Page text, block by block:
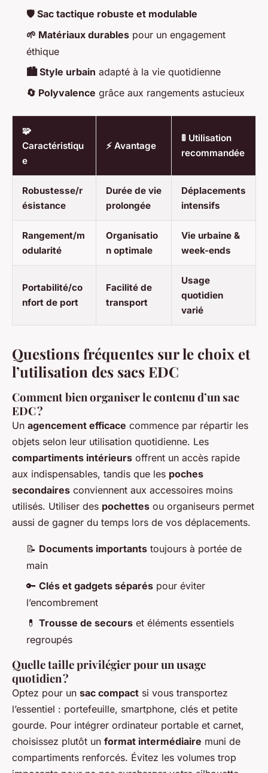
🛡️ Sac tactique robuste et modulable
🌱 Matériaux durables pour un engagement
éthique
🏙️ Style urbain adapté à la vie quotidienne
🔄 Polyvalence grâce aux rangements astucieux
🧩
Caractéristiqu
e
⚡ Avantage
🚦 Utilisation
recommandée
Robustesse/r
ésistance
Durée de vie
prolongée
Déplacements
intensifs
Rangement/m
odularité
Organisatio
n optimale
Vie urbaine &
week-ends
Portabilité/co
nfort de port
Facilité de
transport
Usage
quotidien
varié
Questions fréquentes sur le choix et
l’utilisation des sacs EDC
Comment bien organiser le contenu d’un sac
EDC ?
Un agencement efficace commence par répartir les
objets selon leur utilisation quotidienne. Les
compartiments intérieurs offrent un accès rapide
aux indispensables, tandis que les poches
secondaires conviennent aux accessoires moins
utilisés. Utiliser des pochettes ou organiseurs permet
aussi de gagner du temps lors de vos déplacements.
📝 Documents importants toujours à portée de
main
🔑 Clés et gadgets séparés pour éviter
l’encombrement
💊 Trousse de secours et éléments essentiels
regroupés
Quelle taille privilégier pour un usage
quotidien ?
Optez pour un sac compact si vous transportez
l’essentiel : portefeuille, smartphone, clés et petite
gourde. Pour intégrer ordinateur portable et carnet,
choisissez plutôt un format intermédiaire muni de
compartiments renforcés. Évitez les volumes trop